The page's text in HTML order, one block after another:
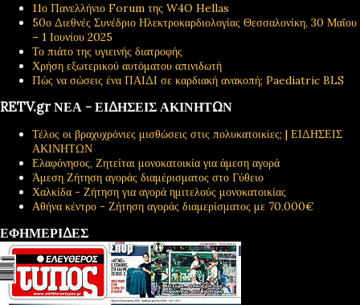
11ο Πανελλήνιο Forum της W4O Hellas
50ο Διεθνές Συνέδριο Ηλεκτροκαρδιολογίας Θεσσαλονίκη, 30 Μαΐου
– 1 Ιουνίου 2025
Το πιάτο της υγιεινής διατροφής
Χρήση εξωτερικού αυτόματου απινιδωτή
Πώς να σώσεις ένα ΠΑΙΔΙ σε καρδιακή ανακοπή; Paediatric BLS
RETV.gr ΝΕΑ - ΕΙΔΗΣΕΙΣ ΑΚΙΝΗΤΩΝ
Τέλος οι βραχυχρόνιες μισθώσεις στις πολυκατοικίες; | ΕΙΔΗΣΕΙΣ
ΑΚΙΝΗΤΩΝ
Ελαφόνησος, Ζητείται μονοκατοικία για άμεση αγορά
Άμεση Ζήτηση αγοράς διαμέρισματος στο Γύθειο
Χαλκίδα - Ζήτηση για αγορά ημιτελούς μονοκατοικίας
Αθήνα κέντρο - Ζήτηση αγοράς διαμερίσματος με 70.000€
ΕΦΗΜΕΡΙΔΕΣ